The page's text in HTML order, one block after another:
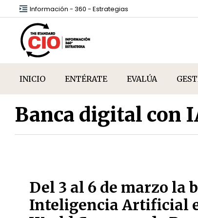
Información - 360 - Estrategias
INICIO ENTÉRATE EVALÚA
Banca digital con
Del 3 al 6 de marzo la
Inteligencia Artificial